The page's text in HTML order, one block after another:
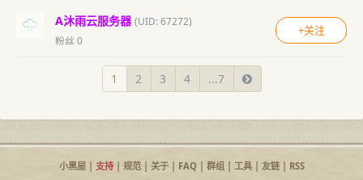
A沐雨云服务器(UID: 67272)
粉丝 0
+关注
1 2 3 4 ...7
小黑屋| 支持| 规范| 关于| FAQ| 群组| 工具| 友链| RSS